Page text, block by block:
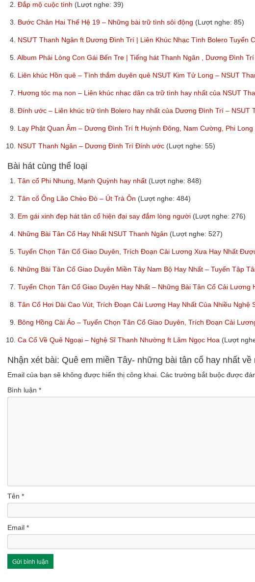
2. Đắp mộ cuộc tình (Lượt nghe: 39)
3. Bước Chân Hai Thế Hệ 19 – Những bài trữ tình sôi động (Lượt nghe: 85)
4. NSƯT Thanh Ngân ft Dương Đình Trí | Liên Khúc Nhạc Tình Bolero Tuyển
5. Album Phải Lòng Con Gái Bến Tre | Tiếng hát Thanh Ngân , Dương Đình
6. Liên khúc Hồn quê – Tình thắm duyên quê NSUT Kim Tử Long – NSUT
7. Hương tóc mạ non – Liên khúc nhạc dân ca trữ tình hay nhất của NSUT
8. Đính ước – Liên khúc trữ tình Bolero hay nhất của Dương Đình Trí – NSUT
9. Lạy Phật Quan Âm – Dương Đình Trí ft Huỳnh Đông, Nam Cường, Phi Long
10. NSUT Thanh Ngân – Dương Đình Trí Đính ước (Lượt nghe: 55)
Bài hát cùng thể loại
1. Tân cổ Phi Nhung, Mạnh Quỳnh hay nhất (Lượt nghe: 848)
2. Tân cổ Ông Lão Chèo Đò – Út Trà Ôn (Lượt nghe: 484)
3. Em gái xinh đẹp hát tân cổ hiện đại say đắm lòng người (Lượt nghe: 276)
4. Những Bài Tân Cổ Hay Nhất NSUT Thanh Ngân (Lượt nghe: 527)
5. Tuyển Chọn Tân Cổ Giao Duyên, Trích Đoạn Cải Lương Xưa Hay Nhất
6. Những Bài Tân Cổ Giao Duyên Miền Tây Nam Bộ Hay Nhất – Tuyển Tập
7. Tuyển Chọn Tân Cổ Giao Duyên Hay Nhất – Những Bài Tân Cổ Cải Lương
8. Tân Cổ Hơi Dài Cao Vút, Trích Đoạn Cải Lương Hay Nhất Của Nhiều Nghệ
9. Bông Hồng Cài Áo – Tuyển Chọn Tân Cổ Giao Duyên, Trích Đoạn Cải
10. Ca Cổ Về Quê Ngoại – Nghệ Sĩ Thanh Nhường ft Lâm Ngọc Hoa (Lượt
Nhận xét bài: Quê em miền Tây- những bài tân cổ hay nhất
Email của bạn sẽ không được hiển thị công khai. Các trường bắt buộc được
Bình luận *
Tên *
Email *